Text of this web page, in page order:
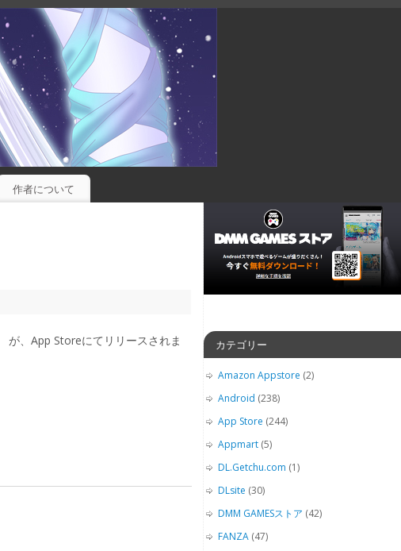
作者について
が、App Storeにてリリースされま
カテゴリー
Amazon Appstore (2)
Android (238)
App Store (244)
Appmart (5)
DL.Getchu.com (1)
DLsite (30)
DMM GAMESストア (42)
FANZA (47)